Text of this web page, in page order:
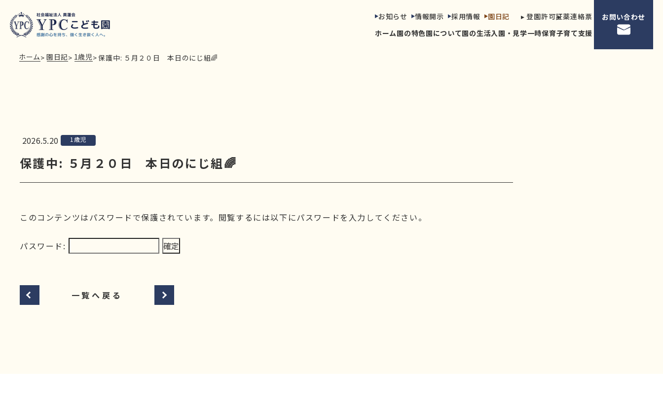
お知らせ 情報開示 採用情報 園日記 ▸ 登園許可証▸ 薬連絡票
ホーム園の特色園について園の生活入園・見学一時保育子育て支援
お問い合わせ
ホーム> 園日記> 1歳児> 保護中: ５月２０日 本日のにじ組🌈
2026.5.20 1歳児
保護中: ５月２０日 本日のにじ組🌈
このコンテンツはパスワードで保護されています。閲覧するには以下にパスワードを入力してください。
パスワード:
一覧へ戻る